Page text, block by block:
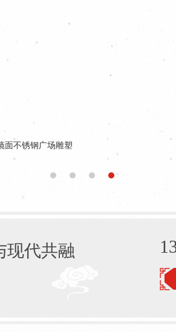
泉雕塑
现代共融